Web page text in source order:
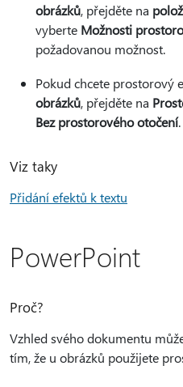
obrázků, přejděte na
vyberte Možnosti
požadovanou možnost.
Pokud chcete prostorový
obrázků, přejděte na
Bez prostorového otočení.
Viz taky
Přidání efektů k textu
PowerPoint
Proč?
Vzhled svého dokumentu
tím, že u obrázků použijete